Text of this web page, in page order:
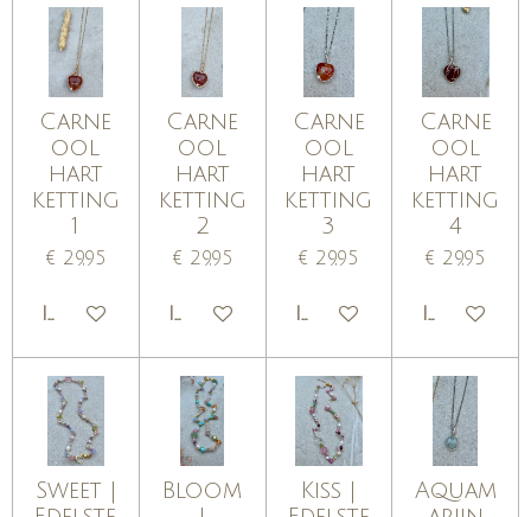
Carne
ool
hart
ketting
1
€ 29,95
IN WINKELWAGEN
Carne
ool
hart
ketting
2
€ 29,95
IN WINKELWAGEN
Carne
ool
hart
ketting
3
€ 29,95
IN WINKELWAGEN
Carne
ool
hart
ketting
4
€ 29,95
IN
Sweet |
Bloom
Kiss |
Aquam